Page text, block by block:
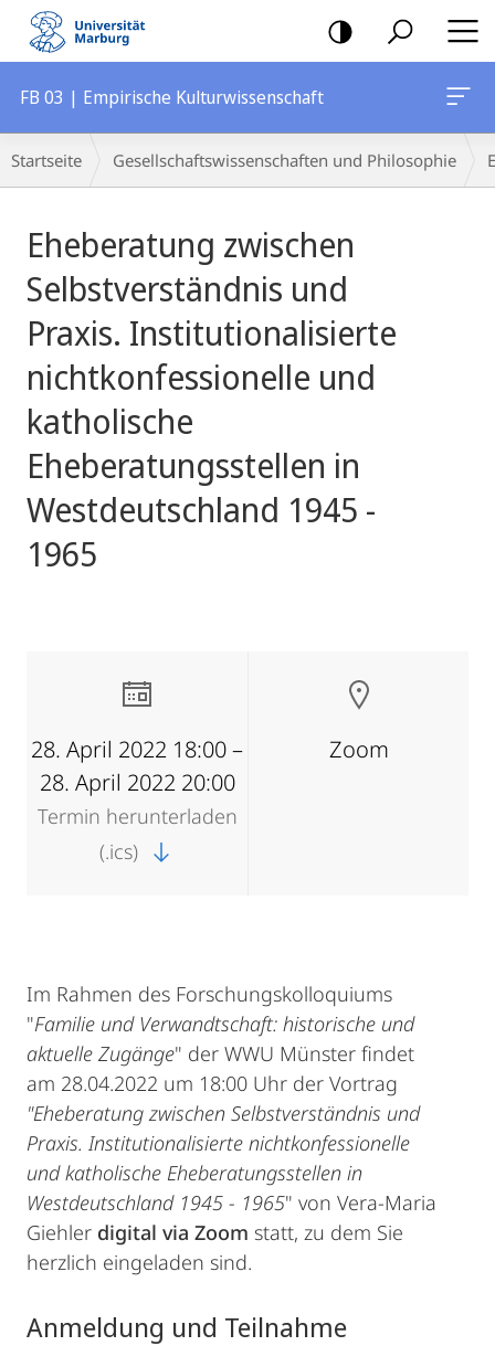
Mobile-
Navigation
FB 03 | Empirische Kulturwissenschaft
Breadcrumb-
Navigation
Startseite Gesellschaftswissenschaften und Philosophie
Eheberatung zwischen
Selbstverständnis und
Praxis. Institutionalisierte
nichtkonfessionelle und
katholische
Eheberatungsstellen in
Westdeutschland 1945 -
1965
28. April 2022 18:00 –
28. April 2022 20:00
Termin herunterladen
(.ics)
Zoom
Im Rahmen des Forschungskolloquiums
"Familie und Verwandtschaft: historische und
aktuelle Zugänge" der WWU Münster findet
am 28.04.2022 um 18:00 Uhr der Vortrag
"Eheberatung zwischen Selbstverständnis und
Praxis. Institutionalisierte nichtkonfessionelle
und katholische Eheberatungsstellen in
Westdeutschland 1945 - 1965" von Vera-Maria
Giehler digital via Zoom statt, zu dem Sie
herzlich eingeladen sind.
Anmeldung und Teilnahme